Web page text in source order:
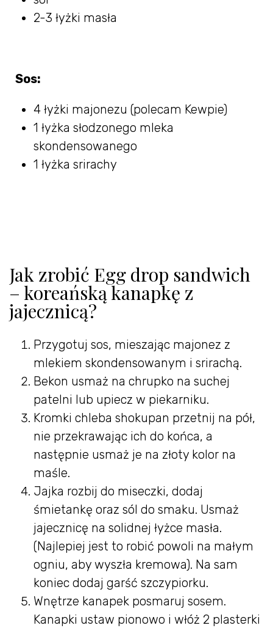
2-3 łyżki masła
Sos:
4 łyżki majonezu (polecam Kewpie)
1 łyżka słodzonego mleka
skondensowanego
1 łyżka srirachy
Jak zrobić Egg drop sandwich
– koreańską kanapkę z
jajecznicą?
Przygotuj sos, mieszając majonez z
mlekiem skondensowanym i srirachą.
Bekon usmaż na chrupko na suchej
patelni lub upiecz w piekarniku.
Kromki chleba shokupan przetnij na pół,
nie przekrawając ich do końca, a
następnie usmaż je na złoty kolor na
maśle.
Jajka rozbij do miseczki, dodaj
śmietankę oraz sól do smaku. Usmaż
jajecznicę na solidnej łyżce masła.
(Najlepiej jest to robić powoli na małym
ogniu, aby wyszła kremowa). Na sam
koniec dodaj garść szczypiorku.
Wnętrze kanapek posmaruj sosem.
Kanapki ustaw pionowo i włóż 2 plasterki